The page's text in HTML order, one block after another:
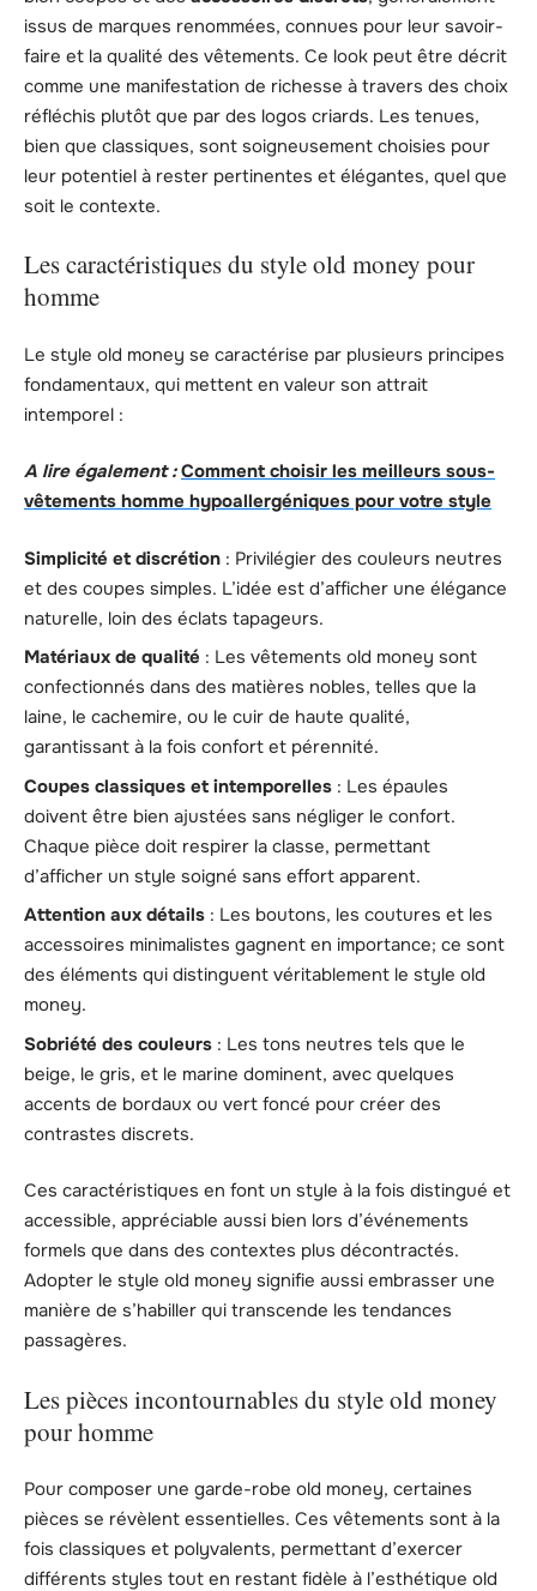
issus de marques renommées, connues pour leur savoir-
faire et la qualité des vêtements. Ce look peut être décrit
comme une manifestation de richesse à travers des choix
réfléchis plutôt que par des logos criards. Les tenues,
bien que classiques, sont soigneusement choisies pour
leur potentiel à rester pertinentes et élégantes, quel que
soit le contexte.
Les caractéristiques du style old money pour
homme
Le style old money se caractérise par plusieurs principes
fondamentaux, qui mettent en valeur son attrait
intemporel :
A lire également : Comment choisir les meilleurs sous-
vêtements homme hypoallergéniques pour votre style
Simplicité et discrétion : Privilégier des couleurs neutres
et des coupes simples. L’idée est d’afficher une élégance
naturelle, loin des éclats tapageurs.
Matériaux de qualité : Les vêtements old money sont
confectionnés dans des matières nobles, telles que la
laine, le cachemire, ou le cuir de haute qualité,
garantissant à la fois confort et pérennité.
Coupes classiques et intemporelles : Les épaules
doivent être bien ajustées sans négliger le confort.
Chaque pièce doit respirer la classe, permettant
d’afficher un style soigné sans effort apparent.
Attention aux détails : Les boutons, les coutures et les
accessoires minimalistes gagnent en importance; ce sont
des éléments qui distinguent véritablement le style old
money.
Sobriété des couleurs : Les tons neutres tels que le
beige, le gris, et le marine dominent, avec quelques
accents de bordaux ou vert foncé pour créer des
contrastes discrets.
Ces caractéristiques en font un style à la fois distingué et
accessible, appréciable aussi bien lors d’événements
formels que dans des contextes plus décontractés.
Adopter le style old money signifie aussi embrasser une
manière de s’habiller qui transcende les tendances
passagères.
Les pièces incontournables du style old money
pour homme
Pour composer une garde-robe old money, certaines
pièces se révèlent essentielles. Ces vêtements sont à la
fois classiques et polyvalents, permettant d’exercer
différents styles tout en restant fidèle à l’esthétique old